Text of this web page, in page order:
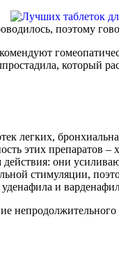
поэтому
который
легких,
этих препаратов –
они
стимуляции,
и